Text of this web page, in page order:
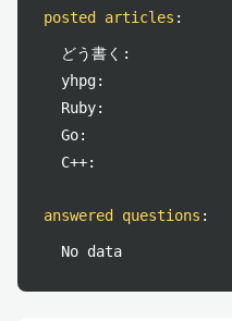
posted articles :
どう書く:
yhpg:
Ruby:
Go:
C++:
answered questions :
No data